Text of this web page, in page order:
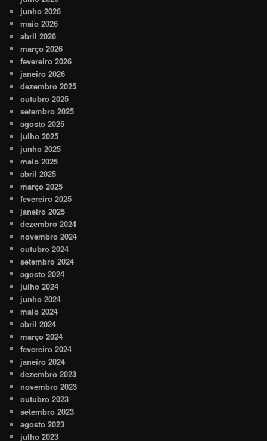
junho 2026
maio 2026
abril 2026
março 2026
fevereiro 2026
janeiro 2026
dezembro 2025
outubro 2025
setembro 2025
agosto 2025
julho 2025
junho 2025
maio 2025
abril 2025
março 2025
fevereiro 2025
janeiro 2025
dezembro 2024
novembro 2024
outubro 2024
setembro 2024
agosto 2024
julho 2024
junho 2024
maio 2024
abril 2024
março 2024
fevereiro 2024
janeiro 2024
dezembro 2023
novembro 2023
outubro 2023
setembro 2023
agosto 2023
julho 2023